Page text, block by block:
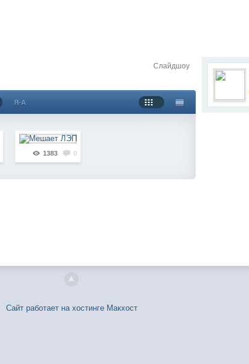
Слайдшоу
Я-А
1383 0
Сайт работает на хостинге Макхост